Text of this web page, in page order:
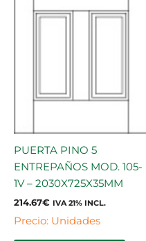
PUERTA PINO 5
ENTREPAÑOS MOD. 105-
1V – 2030X725X35MM
214.67€ IVA 21% INCL.
Precio: Unidades